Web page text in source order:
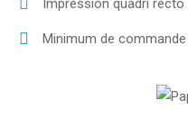
Impression quadri recto
Minimum de commande